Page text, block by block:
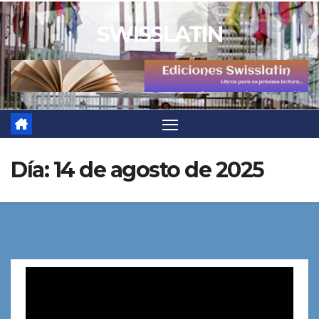
Saltar
al
contenido
SWISSLATIN
Día:14 de agosto de 2025